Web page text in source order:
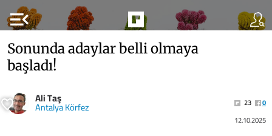
menu_open
Sonunda adaylar belli olmaya
başladı!
Ali Taş
Antalya Körfez 23
0
12.10.2025